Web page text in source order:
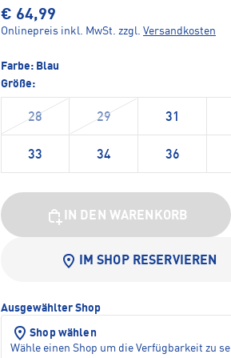
€ 64,99
Onlinepreis inkl. MwSt. zzgl. Versandkosten
Farbe: Blau
Größe:
28 29 31
33 34 36
IN DEN WARENKORB
IM SHOP RESERVIEREN
Ausgewählter Shop
Shop wählen
Wähle einen Shop um die Verfügbarkeit zu